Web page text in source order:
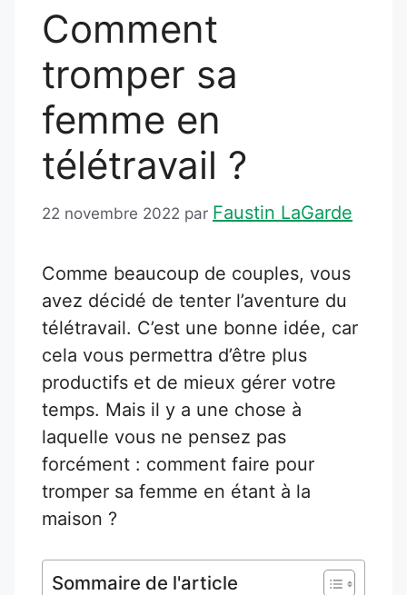
Comment
tromper sa
femme en
télétravail ?
22 novembre 2022 par Faustin LaGarde
Comme beaucoup de couples, vous
avez décidé de tenter l’aventure du
télétravail. C’est une bonne idée, car
cela vous permettra d’être plus
productifs et de mieux gérer votre
temps. Mais il y a une chose à
laquelle vous ne pensez pas
forcément : comment faire pour
tromper sa femme en étant à la
maison ?
Sommaire de l'article